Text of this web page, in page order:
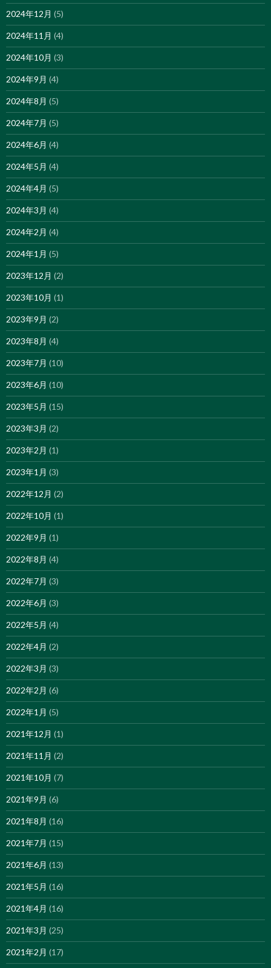
2024年12月 (5)
2024年11月 (4)
2024年10月 (3)
2024年9月 (4)
2024年8月 (5)
2024年7月 (5)
2024年6月 (4)
2024年5月 (4)
2024年4月 (5)
2024年3月 (4)
2024年2月 (4)
2024年1月 (5)
2023年12月 (2)
2023年10月 (1)
2023年9月 (2)
2023年8月 (4)
2023年7月 (10)
2023年6月 (10)
2023年5月 (15)
2023年3月 (2)
2023年2月 (1)
2023年1月 (3)
2022年12月 (2)
2022年10月 (1)
2022年9月 (1)
2022年8月 (4)
2022年7月 (3)
2022年6月 (3)
2022年5月 (4)
2022年4月 (2)
2022年3月 (3)
2022年2月 (6)
2022年1月 (5)
2021年12月 (1)
2021年11月 (2)
2021年10月 (7)
2021年9月 (6)
2021年8月 (16)
2021年7月 (15)
2021年6月 (13)
2021年5月 (16)
2021年4月 (16)
2021年3月 (25)
2021年2月 (17)